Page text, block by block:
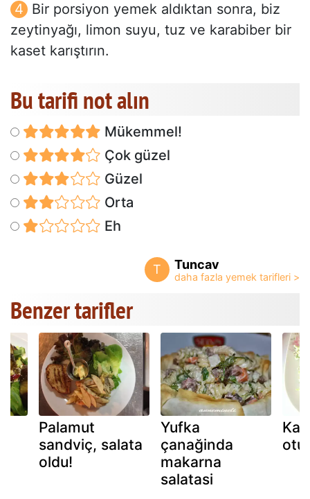
Bir porsiyon yemek aldıktan sonra, biz
zeytinyağı, limon suyu, tuz ve karabiber bir
kaset karıştırın.
Bu tarifi not alın
Mükemmel!
Çok güzel
Güzel
Orta
Eh
T Tuncav
Benzer tarifler
Palamut
sandviç, salata
oldu!
Yufka
çanağinda
makarna
salatasi
otu